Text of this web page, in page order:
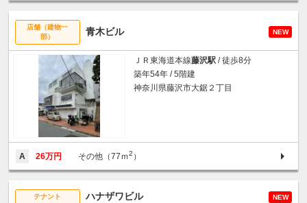
店舗（建物一
部）
青木ビル NEW
ＪＲ東海道本線藤沢駅 / 徒歩8分
築年54年 / 5階建
神奈川県藤沢市大鋸２丁目
A 26万円 その他（77ｍ2 ）
テナント ハナザワビル NEW